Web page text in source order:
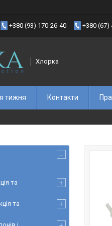
+380 (93) 170-26-40 +380 (67)
Хлорка
тижня Контакти
та
та